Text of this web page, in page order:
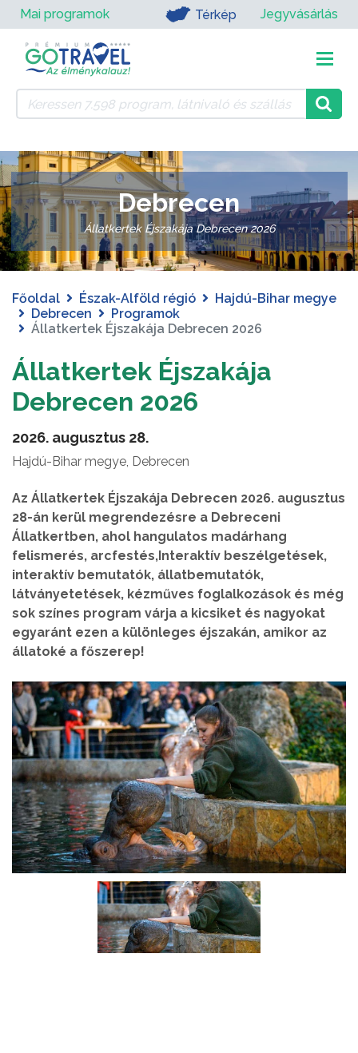
Mai programok Térkép Jegyvásárlás
Debrecen
Állatkertek Éjszakája Debrecen 2026
Főoldal Észak-Alföld régió
Hajdú-Bihar megye
Debrecen
Programok
Állatkertek Éjszakája Debrecen 2026
Állatkertek Éjszakája
Debrecen 2026
2026. augusztus 28.
Hajdú-Bihar megye, Debrecen
Az Állatkertek Éjszakája Debrecen 2026. augusztus
28-án kerül megrendezésre a Debreceni
Állatkertben, ahol hangulatos madárhang
felismerés, arcfestés,Interaktív beszélgetések,
interaktív bemutatók, állatbemutatók,
látványetetések, kézműves foglalkozások és még
sok színes program várja a kicsiket és nagyokat
egyaránt ezen a különleges éjszakán, amikor az
állatoké a főszerep!